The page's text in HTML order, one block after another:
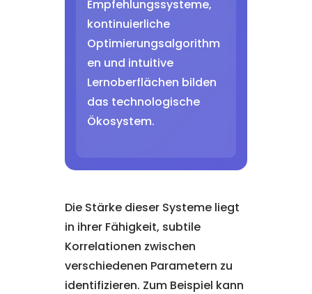
Empfehlungssysteme,
kontinuierliche
Optimierungsalgorithm
en und intuitive
Lernoberflächen bilden
das technologische
Ökosystem.
Die Stärke dieser Systeme liegt
in ihrer Fähigkeit, subtile
Korrelationen zwischen
verschiedenen Parametern zu
identifizieren. Zum Beispiel kann